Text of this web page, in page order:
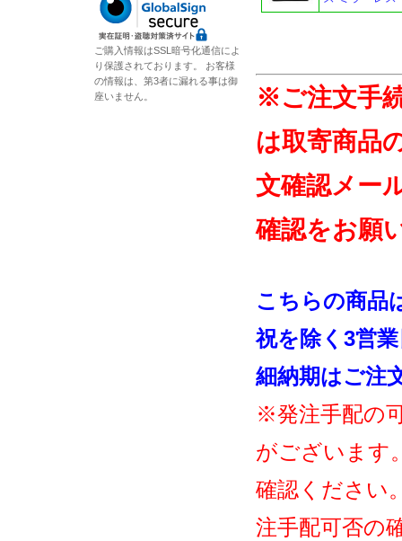
※ご注文手
は取寄商品
文確認メー
確認をお願
こちらの商品
祝を除く3営
細納期はご注
※発注手配の
がございます
確認ください
注手配可否の
ご購入情報はSSL暗号化通信によ
り保護されております。 お客様
の情報は、第3者に漏れる事は御
座いません。